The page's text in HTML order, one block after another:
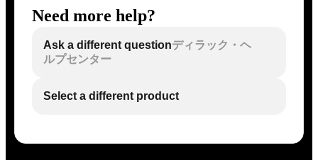
Need more help?
Ask a different questionディラック・ヘ
ルプセンター
Select a different product